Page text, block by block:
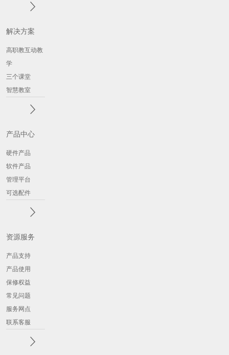
解决方案
高职教互动教
学
三个课堂
智慧教室
产品中心
硬件产品
软件产品
管理平台
可选配件
资源服务
产品支持
产品使用
保修权益
常见问题
服务网点
联系客服